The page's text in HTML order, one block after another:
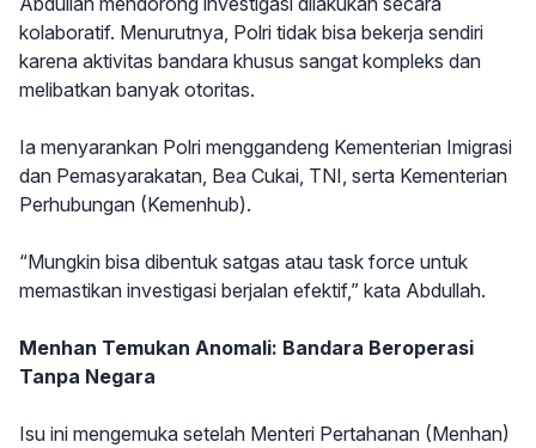
kolaboratif. Menurutnya, Polri tidak bisa bekerja sendiri
karena aktivitas bandara khusus sangat kompleks dan
melibatkan banyak otoritas.
Ia menyarankan Polri menggandeng Kementerian Imigrasi
dan Pemasyarakatan, Bea Cukai, TNI, serta Kementerian
Perhubungan (Kemenhub).
“Mungkin bisa dibentuk satgas atau task force untuk
memastikan investigasi berjalan efektif,” kata Abdullah.
Menhan Temukan Anomali: Bandara Beroperasi
Tanpa Negara
Isu ini mengemuka setelah Menteri Pertahanan (Menhan)